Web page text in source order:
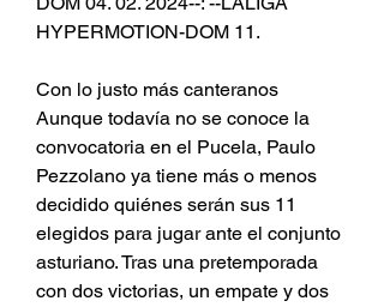
HYPERMOTION-DOM 11.
Con lo justo más canteranos
Aunque todavía no se conoce la
convocatoria en el Pucela, Paulo
Pezzolano ya tiene más o menos
decidido quiénes serán sus 11
elegidos para jugar ante el conjunto
asturiano. Tras una pretemporada
con dos victorias, un empate y dos